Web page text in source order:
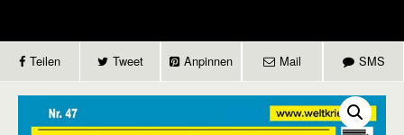
Teilen Tweet Anpinnen Mail SMS